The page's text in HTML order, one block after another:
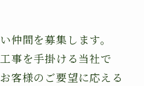
仲間を募集します。
事を手掛ける当社で
客様のご要望に応える